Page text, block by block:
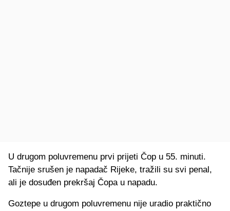
U drugom poluvremenu prvi prijeti Čop u 55. minuti.
Tačnije srušen je napadač Rijeke, tražili su svi penal,
ali je dosuđen prekršaj Čopa u napadu.
Goztepe u drugom poluvremenu nije uradio praktično